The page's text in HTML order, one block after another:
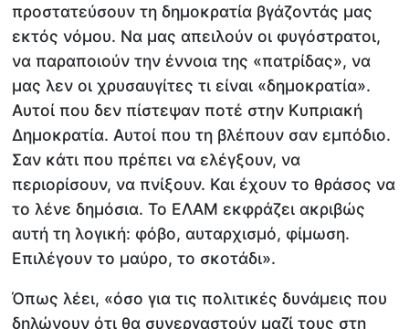
προστατεύσουν τη δημοκρατία βγάζοντάς μας
εκτός νόμου. Να μας απειλούν οι φυγόστρατοι,
να παραποιούν την έννοια της «πατρίδας», να
μας λεν οι χρυσαυγίτες τι είναι «δημοκρατία».
Αυτοί που δεν πίστεψαν ποτέ στην Κυπριακή
Δημοκρατία. Αυτοί που τη βλέπουν σαν εμπόδιο.
Σαν κάτι που πρέπει να ελέγξουν, να
περιορίσουν, να πνίξουν. Και έχουν το θράσος να
το λένε δημόσια. Το ΕΛΑΜ εκφράζει ακριβώς
αυτή τη λογική: φόβο, αυταρχισμό, φίμωση.
Επιλέγουν το μαύρο, το σκοτάδι».
Όπως λέει, «όσο για τις πολιτικές δυνάμεις που
δηλώνουν ότι θα συνεργαστούν μαζί τους στη